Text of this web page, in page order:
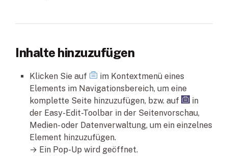
Inhalte hinzuzufügen
Klicken Sie auf
im Kontextmenü eines
Elements im Navigationsbereich, um eine
komplette Seite hinzuzufügen, bzw. auf
in
der Easy-Edit-Toolbar in der Seitenvorschau,
Medien- oder Datenverwaltung, um ein einzelnes
Element hinzuzufügen.
→ Ein Pop-Up wird geöffnet.